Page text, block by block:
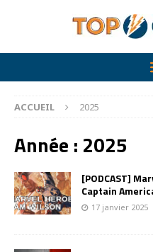
ACCUEIL 2025
Année : 2025
[PODCAST]
Captain
17 janvier 2025